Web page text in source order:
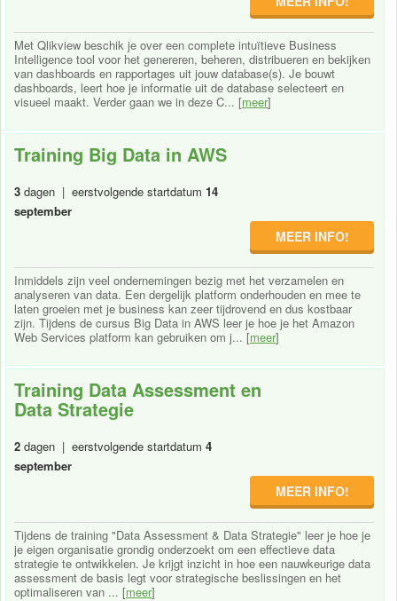
Met Qlikview beschik je over een complete intuïtieve Business
Intelligence tool voor het genereren, beheren, distribueren en bekijken
van dashboards en rapportages uit jouw database(s). Je bouwt
dashboards, leert hoe je informatie uit de database selecteert en
visueel maakt. Verder gaan we in deze C... [meer]
Training Big Data in AWS
3 dagen | eerstvolgende startdatum 14
september
MEER INFO!
Inmiddels zijn veel ondernemingen bezig met het verzamelen en
analyseren van data. Een dergelijk platform onderhouden en mee te
laten groeien met je business kan zeer tijdrovend en dus kostbaar
zijn. Tijdens de cursus Big Data in AWS leer je hoe je het Amazon
Web Services platform kan gebruiken om j... [meer]
Training Data Assessment en
Data Strategie
2 dagen | eerstvolgende startdatum 4
september
MEER INFO!
Tijdens de training "Data Assessment & Data Strategie" leer je hoe je
je eigen organisatie grondig onderzoekt om een effectieve data
strategie te ontwikkelen. Je krijgt inzicht in hoe een nauwkeurige data
assessment de basis legt voor strategische beslissingen en het
optimaliseren van ... [meer]